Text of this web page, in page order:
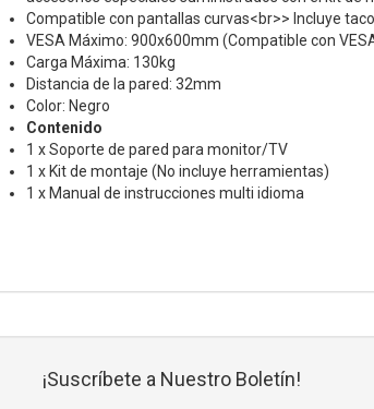
Compatible con pantallas curvas<br>> Incluye
VESA Máximo: 900x600mm (Compatible con
Carga Máxima: 130kg
Distancia de la pared: 32mm
Color: Negro
Contenido
1 x Soporte de pared para monitor/TV
1 x Kit de montaje (No incluye herramientas)
1 x Manual de instrucciones multi idioma
¡Suscríbete a Nuestro Boletín!